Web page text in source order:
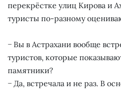
перекрёстке улиц Кирова и
туристы по-разному
− Вы в Астрахани вообще
туристов, которые
памятники?
− Да, встречала и не раз. В